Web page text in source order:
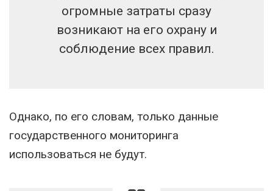
огромные затраты сразу
возникают на его охрану и
соблюдение всех правил.
Однако, по его словам, только данные
государственного мониторинга
использоваться не будут.